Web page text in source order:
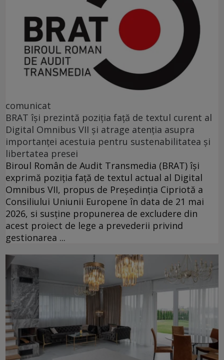
comunicat
BRAT își prezintă poziția față de textul curent al
Digital Omnibus VII și atrage atenția asupra
importanței acestuia pentru sustenabilitatea și
libertatea presei
Biroul Român de Audit Transmedia (BRAT) își
exprimă poziția față de textul actual al Digital
Omnibus VII, propus de Președinția Cipriotă a
Consiliului Uniunii Europene în data de 21 mai
2026, si susține propunerea de excludere din
acest proiect de lege a prevederii privind
gestionarea ...